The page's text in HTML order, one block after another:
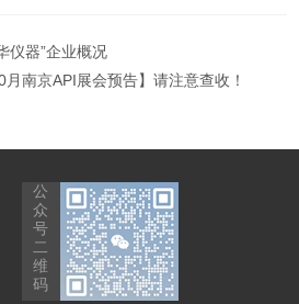
仪器”企业概况
南京API展会预告】请注意查收！
公
众
号
二
维
码